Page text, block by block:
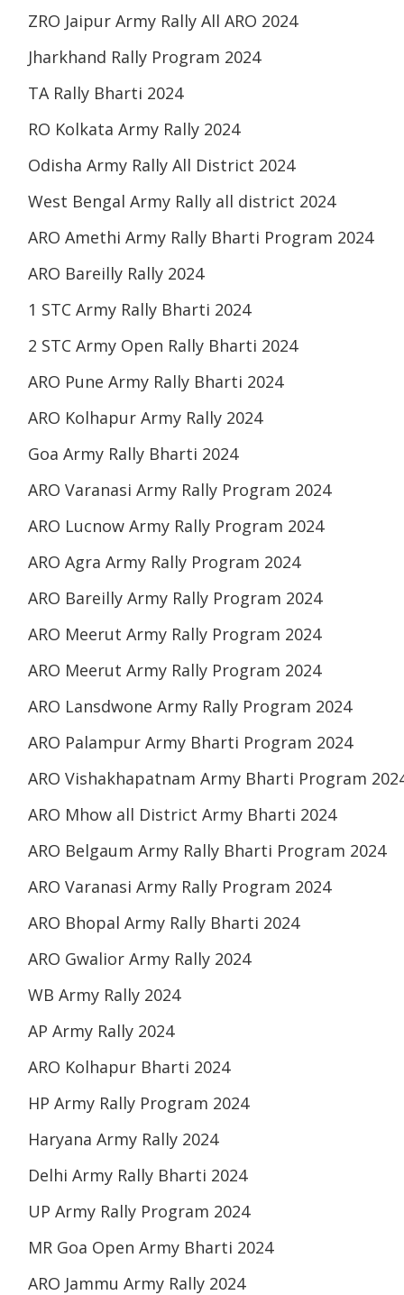
ZRO Jaipur Army Rally All ARO 2024
Jharkhand Rally Program 2024
TA Rally Bharti 2024
RO Kolkata Army Rally 2024
Odisha Army Rally All District 2024
West Bengal Army Rally all district 2024
ARO Amethi Army Rally Bharti Program 2024
ARO Bareilly Rally 2024
1 STC Army Rally Bharti 2024
2 STC Army Open Rally Bharti 2024
ARO Pune Army Rally Bharti 2024
ARO Kolhapur Army Rally 2024
Goa Army Rally Bharti 2024
ARO Varanasi Army Rally Program 2024
ARO Lucnow Army Rally Program 2024
ARO Agra Army Rally Program 2024
ARO Bareilly Army Rally Program 2024
ARO Meerut Army Rally Program 2024
ARO Meerut Army Rally Program 2024
ARO Lansdwone Army Rally Program 2024
ARO Palampur Army Bharti Program 2024
ARO Vishakhapatnam Army Bharti Program
ARO Mhow all District Army Bharti 2024
ARO Belgaum Army Rally Bharti Program 2024
ARO Varanasi Army Rally Program 2024
ARO Bhopal Army Rally Bharti 2024
ARO Gwalior Army Rally 2024
WB Army Rally 2024
AP Army Rally 2024
ARO Kolhapur Bharti 2024
HP Army Rally Program 2024
Haryana Army Rally 2024
Delhi Army Rally Bharti 2024
UP Army Rally Program 2024
MR Goa Open Army Bharti 2024
ARO Jammu Army Rally 2024